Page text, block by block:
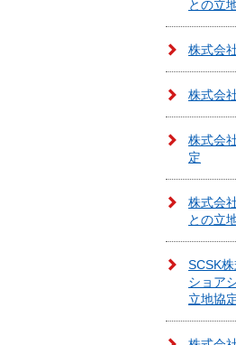
との立
株式会
株式会
株式会
定
株式会
との立
SCSK
ショア
立地協